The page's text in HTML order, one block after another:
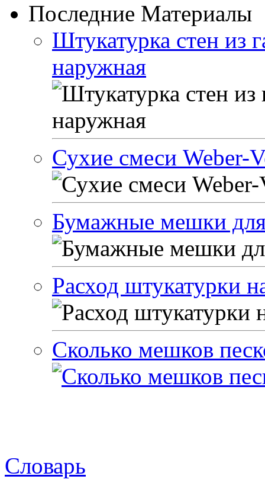
Последние Материалы
Штукатурка стен из
наружная
Сухие смеси Weber-
Бумажные мешки
Расход штукатурки
Сколько мешков
Словарь